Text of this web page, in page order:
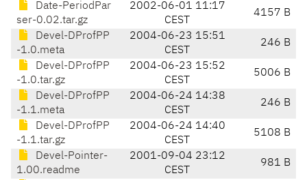
Date-PeriodPar
ser-0.02.tar.gz
2002-06-01 11:17
CEST
4157 B
Devel-DProfPP
-1.0.meta
2004-06-23 15:51
CEST
246 B
Devel-DProfPP
-1.0.tar.gz
2004-06-23 15:52
CEST
5006 B
Devel-DProfPP
-1.1.meta
2004-06-24 14:38
CEST
246 B
Devel-DProfPP
-1.1.tar.gz
2004-06-24 14:40
CEST
5108 B
Devel-Pointer-
1.00.readme
2001-09-04 23:12
CEST
981 B